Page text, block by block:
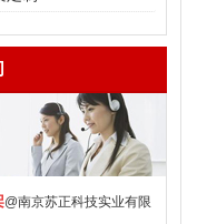
@南京苏正科技实业有限